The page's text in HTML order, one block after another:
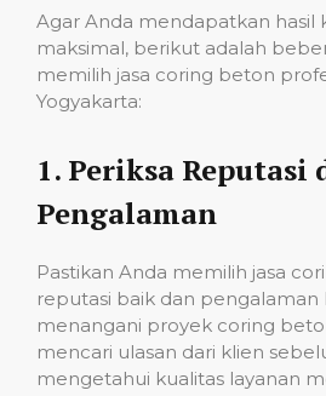
Agar Anda mendapatkan hasil
maksimal, berikut adalah
memilih jasa coring beton
Yogyakarta:
1. Periksa Reputasi
Pengalaman
Pastikan Anda memilih jasa
reputasi baik dan pengalaman
menangani proyek coring
mencari ulasan dari klien
mengetahui kualitas layanan